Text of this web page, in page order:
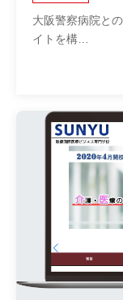
大阪警察病院と
イトを構…